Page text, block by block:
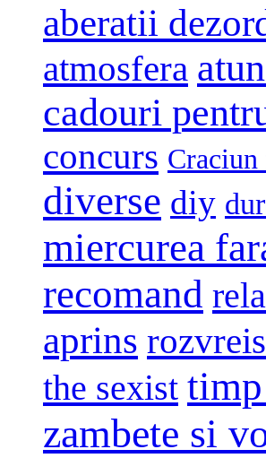
aberatii
atmosfera
cadouri
concurs
diverse diy
miercurea
recomand
aprins
the sexist
zambete si